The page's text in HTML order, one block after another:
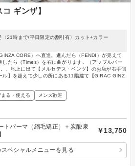
ギンザ】
21時まで/平日限定の割引有〉カット+カラー
CORE）へ直進。進んだら（FENDI）が見えて
したら（Times）を右に曲がります。（アップルパー
、地上に出て【メルセデス・ベンツ】のお店が右手側
ル】を超えて少しの所にある11階建て【GIRAC GINZ
る・使える メンズ歓迎
トパーマ（縮毛矯正）＋炭酸泉
￥13,750
ペシャルメニューを見る